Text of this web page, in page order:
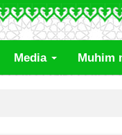
Media Muhim